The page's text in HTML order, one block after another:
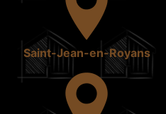
Saint-Jean-en-Royans